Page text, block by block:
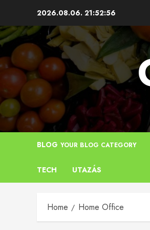
content
2026.08.06. 21:52:56
BLOG YOUR BLOG CATEGORY
TECH UTAZÁS
Home Home Office